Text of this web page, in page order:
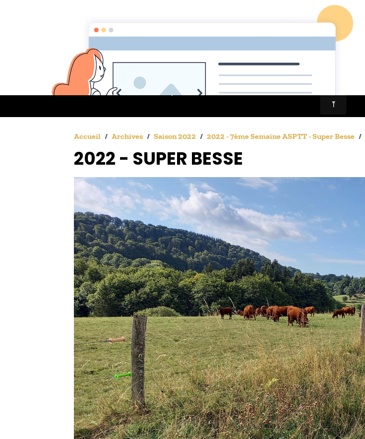
QUI SOMMES NOUS ? NOS ORGANISATIONS
Accueil Archives Saison 2022 2022 - 7ème Semaine ASPTT - Super Besse
2022 - SUPER BESSE